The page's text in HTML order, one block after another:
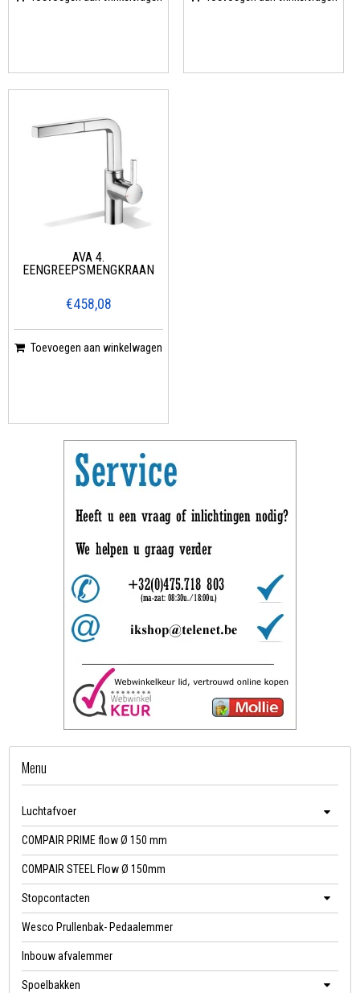
AVA 4.
EENGREEPSMENGKRAAN
€458,08
Toevoegen aan winkelwagen
Menu
Luchtafvoer
COMPAIR PRIME flow Ø 150 mm
COMPAIR STEEL Flow Ø 150mm
Stopcontacten
Wesco Prullenbak- Pedaalemmer
Inbouw afvalemmer
Spoelbakken